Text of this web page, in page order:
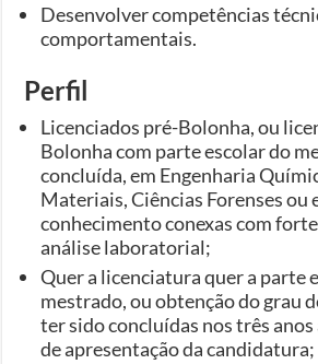
Desenvolver competências
comportamentais.
Perfil
Licenciados pré-Bolonha, ou
Bolonha com parte escolar do
concluída, em Engenharia
Materiais, Ciências Forenses ou
conhecimento conexas com
análise laboratorial;
Quer a licenciatura quer a parte
mestrado, ou obtenção do grau
ter sido concluídas nos três
de apresentação da candidatura;